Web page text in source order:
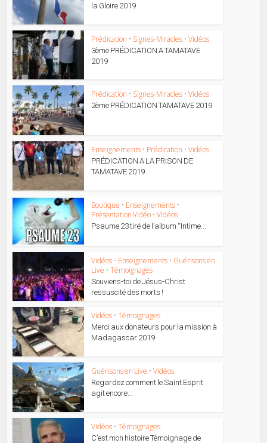
la Gloire 2019
Prédication • Signes-Miracles • Vidéos
3ème PRÉDICATION A TAMATAVE
2019
Prédication • Signes-Miracles • Vidéos
2ème PRÉDICATION TAMATAVE 2019
Enseignements • Prédication • Vidéos
PRÉDICATION A LA PRISON DE
TAMATAVE 2019
Boutique • Enseignements •
Présentation Vidéo • Vidéos
Psaume 23 tiré de l’album “Intime...
Vidéos • Enseignements • Guérisons en
Live • Témoignages
Souviens-toi de Jésus-Christ
ressuscité des morts !
Vidéos • Témoignages
Merci aux donateurs pour la mission à
Madagascar 2019
Guérisons en Live • Vidéos
Regardez comment le Saint Esprit
agit encore...
Vidéos • Témoignages
C’est mon histoire Témoignage de